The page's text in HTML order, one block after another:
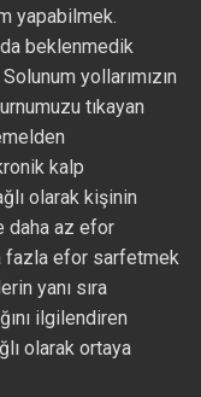
yapabilmek.
beklenmedik
yollarımızın
tıkayan
kalp
olarak kişinin
daha az efor
fazla efor sarfetmek
yanı sıra
ilgilendiren
olarak ortaya